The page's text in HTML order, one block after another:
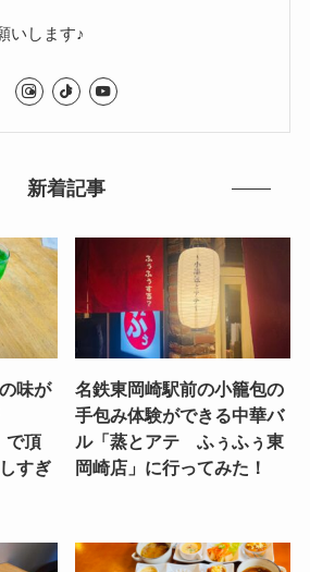
いします♪
新着記事
味が
で頂
すぎ
名鉄東岡崎駅前の小籠包の
手包み体験ができる中華バ
ル「蒸とアテ ふぅふぅ東
岡崎店」に行ってみた！